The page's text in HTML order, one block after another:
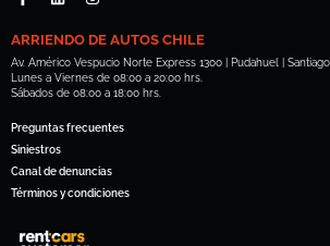
ARRIENDO DE AUTOS CHILE
Av. Américo Vespucio Norte Express 1300 | Pudahuel |
Lunes a Viernes de 08:00 a 20:00 hrs.
Sábados de 08:00 a 18:00 hrs.
Preguntas frecuentes
Siniestros
Canal de denuncias
Términos y condiciones